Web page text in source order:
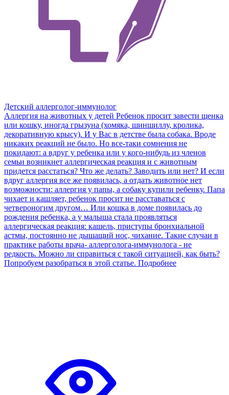
Детский аллерголог-иммунолог
Аллергия на животных у детей Ребенок просит завести щенка
или кошку, иногда грызуна (хомяка, шиншиллу, кролика,
декоративную крысу). И у Вас в детстве была собака. Вроде
никаких реакций не было. Но все-таки сомнения не
покидают: а вдруг у ребенка или у кого-нибудь из членов
семьи возникнет аллергическая реакция и с животным
придется расстаться? Что же делать? Заводить или нет? И если
вдруг аллергия все же появилась, а отдать животное нет
возможности: аллергия у папы, а собаку купили ребенку. Папа
чихает и кашляет, ребенок просит не расставаться с
четвероногим другом… Или кошка в доме появилась до
рождения ребенка, а у малыша стала проявляться
аллергическая реакция: кашель, приступы бронхиальной
астмы, постоянно не дышащий нос, чихание. Такие случаи в
практике работы врача- аллерголога-иммунолога - не
редкость. Можно ли справиться с такой ситуацией, как быть?
Попробуем разобраться в этой статье. Подробнее